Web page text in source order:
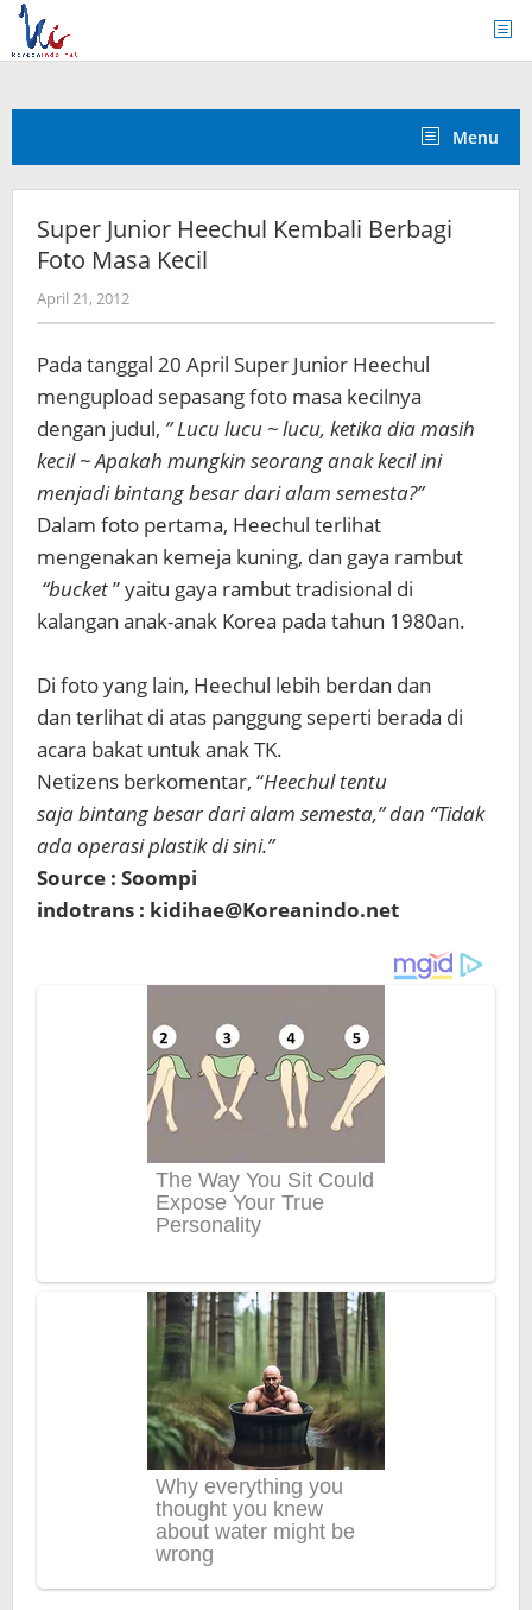
Skip
content
Menu
Super Junior Heechul Kembali Berbagi
Foto Masa Kecil
April 21, 2012by
Koreanindo
Pada tanggal 20 April Super Junior Heechul
mengupload sepasang foto masa kecilnya
dengan judul, ” Lucu lucu ~ lucu, ketika dia masih
kecil ~ Apakah mungkin seorang anak kecil ini
menjadi bintang besar dari alam semesta?”
Dalam foto pertama, Heechul terlihat
mengenakan kemeja kuning, dan gaya rambut
“bucket” yaitu gaya rambut tradisional di
kalangan anak-anak Korea pada tahun 1980an.
Di foto yang lain, Heechul lebih berdan dan
dan terlihat di atas panggung seperti berada di
acara bakat untuk anak TK.
Netizens berkomentar, “Heechul tentu
saja bintang besar dari alam semesta,” dan “Tidak
ada operasi plastik di sini.”
Source : Soompi
indotrans : kidihae@Koreanindo.net